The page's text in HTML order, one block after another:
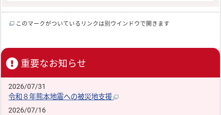
このマークがついているリンクは別ウインドウで開きます
重要なお知らせ
2026/07/31
令和８年熊本地震への被災地支援
2026/07/16